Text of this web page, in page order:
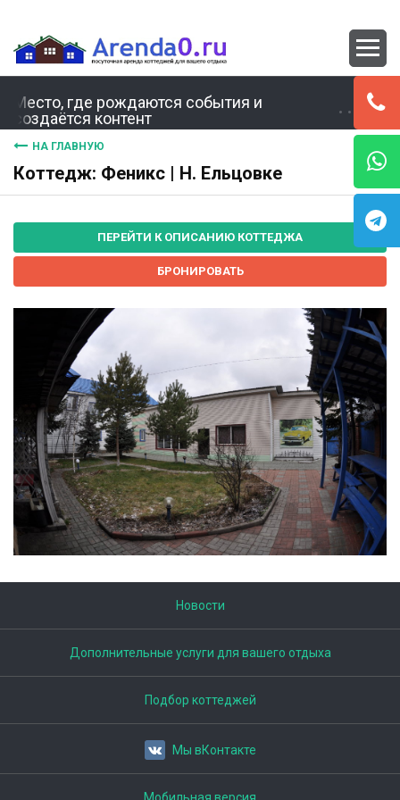
Место, где рождаются события и
создаётся контент
НА ГЛАВНУЮ
Коттедж: Феникс | Н. Ельцовке
ПЕРЕЙТИ К ОПИСАНИЮ КОТТЕДЖА
БРОНИРОВАТЬ
Новости
Дополнительные услуги для вашего отдыха
Подбор коттеджей
Мы вКонтакте